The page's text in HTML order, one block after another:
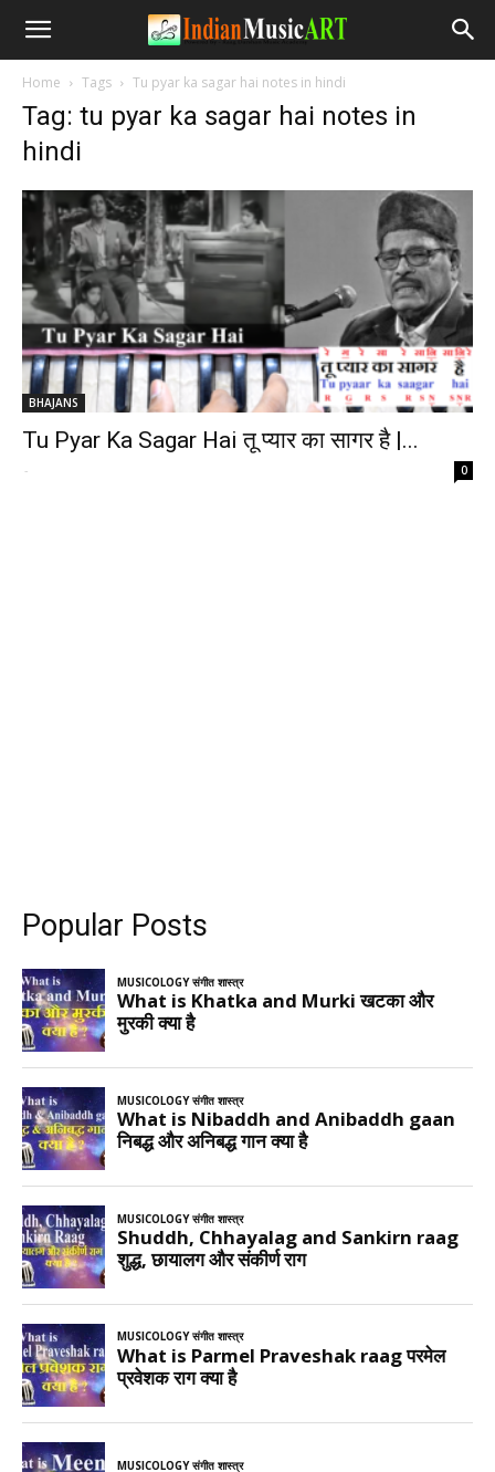
Home Tags Tu pyar ka sagar hai notes in hindi
Tag: tu pyar ka sagar hai notes in
hindi
BHAJANS
Tu Pyar Ka Sagar Hai तू प्यार का सागर है |...
- 0
Popular Posts